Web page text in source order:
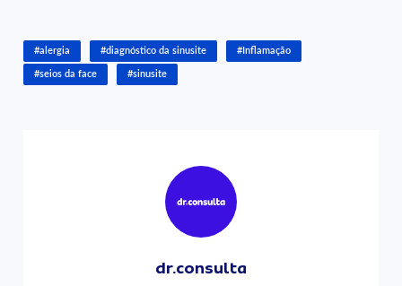
#alergia #diagnóstico da sinusite #Inflamação
#seios da face #sinusite
dr.consulta